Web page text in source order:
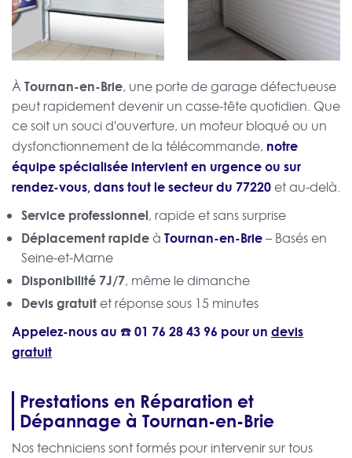
ÀTournan-en-Brie, une porte de garage défectueuse
peut rapidement devenir un casse-tête quotidien. Que
ce soit un souci d'ouverture, un moteur bloqué ou un
dysfonctionnement de la télécommande, notre
équipe spécialisée intervient en urgence ou sur
rendez-vous, dans tout le secteur du 77220 et au-delà.
Service professionnel, rapide et sans surprise
Déplacement rapideà Tournan-en-Brie– Basés en
Seine-et-Marne
Disponibilité 7J/7, même le dimanche
Devis gratuit et réponse sous 15 minutes
Appelez-nous au ☎️01 76 28 43 96 pour un devis
gratuit
Prestations en Réparation et
Dépannage à Tournan-en-Brie
Nos techniciens sont formés pour intervenir sur tous